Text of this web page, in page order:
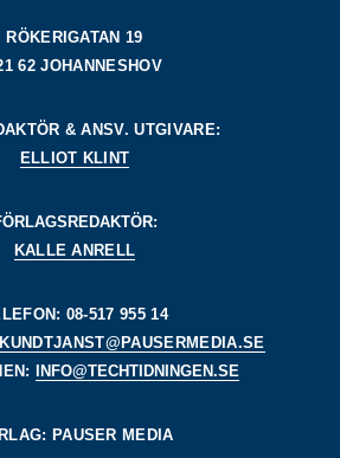
RÖKERIGATAN 19
62 JOHANNESHOV
& ANSV. UTGIVARE:
ELLIOT KLINT
KALLE ANRELL
08-517 955 14
KUNDTJANST@PAUSERMEDIA.SE
INFO@TECHTIDNINGEN.SE
PAUSER MEDIA